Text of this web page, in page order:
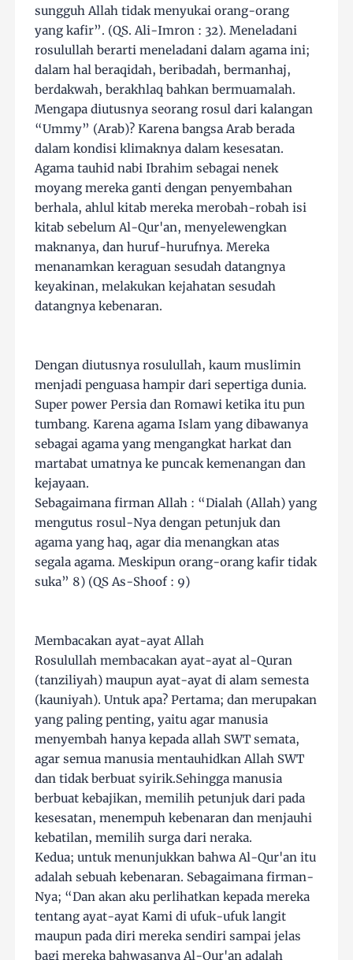
sungguh Allah tidak menyukai orang-orang
yang kafir”. (QS. Ali-Imron : 32). Meneladani
rosulullah berarti meneladani dalam agama ini;
dalam hal beraqidah, beribadah, bermanhaj,
berdakwah, berakhlaq bahkan bermuamalah.
Mengapa diutusnya seorang rosul dari kalangan
“Ummy” (Arab)? Karena bangsa Arab berada
dalam kondisi klimaknya dalam kesesatan.
Agama tauhid nabi Ibrahim sebagai nenek
moyang mereka ganti dengan penyembahan
berhala, ahlul kitab mereka merobah-robah isi
kitab sebelum Al-Qur'an, menyelewengkan
maknanya, dan huruf-hurufnya. Mereka
menanamkan keraguan sesudah datangnya
keyakinan, melakukan kejahatan sesudah
datangnya kebenaran.
Dengan diutusnya rosulullah, kaum muslimin
menjadi penguasa hampir dari sepertiga dunia.
Super power Persia dan Romawi ketika itu pun
tumbang. Karena agama Islam yang dibawanya
sebagai agama yang mengangkat harkat dan
martabat umatnya ke puncak kemenangan dan
kejayaan.
Sebagaimana firman Allah : “Dialah (Allah) yang
mengutus rosul-Nya dengan petunjuk dan
agama yang haq, agar dia menangkan atas
segala agama. Meskipun orang-orang kafir tidak
suka” 8) (QS As-Shoof : 9)
Membacakan ayat-ayat Allah
Rosulullah membacakan ayat-ayat al-Quran
(tanziliyah) maupun ayat-ayat di alam semesta
(kauniyah). Untuk apa? Pertama; dan merupakan
yang paling penting, yaitu agar manusia
menyembah hanya kepada allah SWT semata,
agar semua manusia mentauhidkan Allah SWT
dan tidak berbuat syirik.Sehingga manusia
berbuat kebajikan, memilih petunjuk dari pada
kesesatan, menempuh kebenaran dan menjauhi
kebatilan, memilih surga dari neraka.
Kedua; untuk menunjukkan bahwa Al-Qur'an itu
adalah sebuah kebenaran. Sebagaimana firman-
Nya; “Dan akan aku perlihatkan kepada mereka
tentang ayat-ayat Kami di ufuk-ufuk langit
maupun pada diri mereka sendiri sampai jelas
bagi mereka bahwasanya Al-Qur'an adalah